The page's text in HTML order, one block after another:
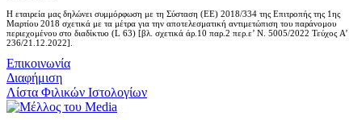
Η εταιρεία μας δηλώνει συμμόρφωση με τη Σύσταση (ΕΕ) 2018/334 της Επιτροπής της 1ης
Μαρτίου 2018 σχετικά με τα μέτρα για την αποτελεσματική αντιμετώπιση του παράνομου
περιεχομένου στο διαδίκτυο (L 63) [βλ. σχετικά άρ.10 παρ.2 περ.ε’ Ν. 5005/2022 Τεύχος A’
236/21.12.2022].
Επικοινωνία
Διαφήμιση
Λίστα Φιλικών Ιστολογίων